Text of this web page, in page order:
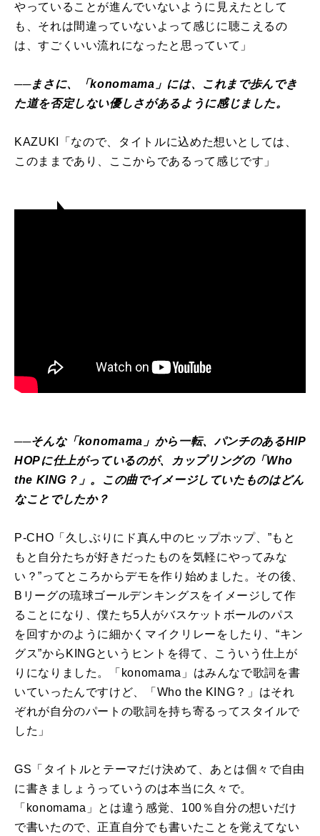
やっていることが進んでいないように見えたとして
も、それは間違っていないよって感じに聴こえるの
は、すごくいい流れになったと思っていて」
──まさに、「konomama」には、これまで歩んでき
た道を否定しない優しさがあるように感じました。
KAZUKI「なので、タイトルに込めた想いとしては、
このままであり、ここからであるって感じです」
──そんな「konomama」から一転、パンチのあるHIP
HOPに仕上がっているのが、カップリングの「Who
the KING？」。この曲でイメージしていたものはどん
なことでしたか？
P-CHO「久しぶりにド真ん中のヒップホップ、”もと
もと自分たちが好きだったものを気軽にやってみな
い？”ってところからデモを作り始めました。その後、
Bリーグの琉球ゴールデンキングスをイメージして作
ることになり、僕たち5人がバスケットボールのパス
を回すかのように細かくマイクリレーをしたり、“キン
グス”からKINGというヒントを得て、こういう仕上が
りになりました。「konomama」はみんなで歌詞を書
いていったんですけど、「Who the KING？」はそれ
ぞれが自分のパートの歌詞を持ち寄るってスタイルで
した」
GS「タイトルとテーマだけ決めて、あとは個々で自由
に書きましょうっていうのは本当に久々で。
「konomama」とは違う感覚、100％自分の想いだけ
で書いたので、正直自分でも書いたことを覚えてない